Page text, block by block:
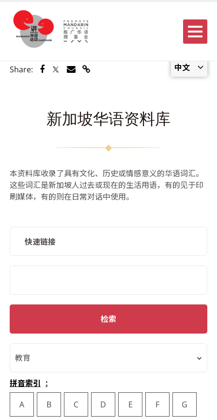
中文
Menu
Share: Share via Facebook
Share via Twitter
Share via Email
Share via Link
新加坡华语资料库
本资料库收录了具有文化、历史或情感意义的华语词汇。
这些词汇是新加坡人过去或现在的生活用语，有的见于印
刷媒体，有的则在日常对话中使用。
快速链接
检索
教育
拼音索引
A
B C D E F G